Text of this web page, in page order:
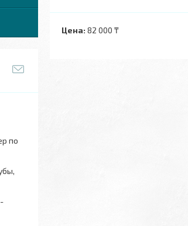
Цена: 82 000 ₸
по